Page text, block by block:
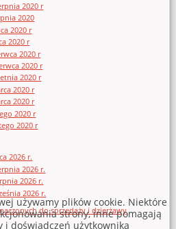
2020 r
2020
2020 r
2020 r
2020 r
2020 r
2020 r
2020 r
2020 r
2020 r
2020 r
2026 r.
2026 r.
2026 r.
2026 r.
do sprzedaży i dzierżawy
używamy plików cookie. Niektóre
strony, inne pomagają
doświadczeń użytkownika